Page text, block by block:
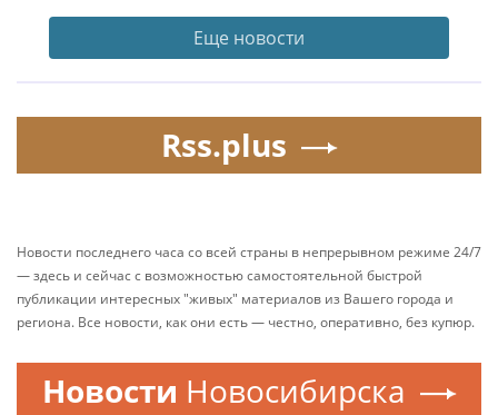
Еще новости
Rss.plus
Новости последнего часа со всей страны в непрерывном режиме 24/7
— здесь и сейчас с возможностью самостоятельной быстрой
публикации интересных "живых" материалов из Вашего города и
региона. Все новости, как они есть — честно, оперативно, без купюр.
Новости Новосибирска